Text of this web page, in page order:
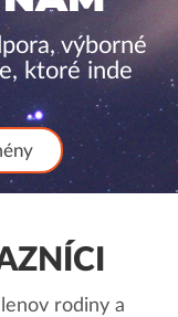
výborné
ktoré inde
rodiny a